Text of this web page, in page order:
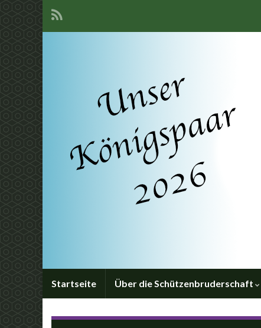
Startseite Über die Schützenbruderschaft